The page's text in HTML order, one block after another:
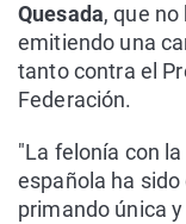
Quesada, que
emitiendo una
tanto contra el
Federación.
"La felonía con
española ha
primando única